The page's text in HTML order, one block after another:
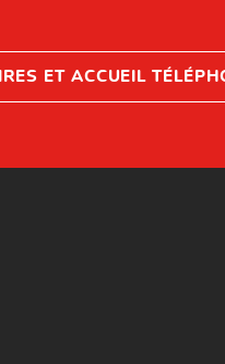
ET ACCUEIL